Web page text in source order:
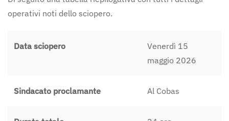
operativi noti dello sciopero.
Data sciopero
Venerdì 15
maggio 2026
Sindacato proclamante Al Cobas